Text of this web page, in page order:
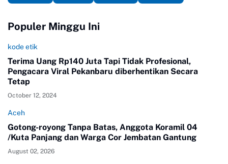
Populer Minggu Ini
kode etik
Terima Uang Rp140 Juta Tapi Tidak Profesional,
Pengacara Viral Pekanbaru diberhentikan Secara
Tetap
October 12, 2024
Aceh
Gotong-royong Tanpa Batas, Anggota Koramil 04
/Kuta Panjang dan Warga Cor Jembatan Gantung
August 02, 2026